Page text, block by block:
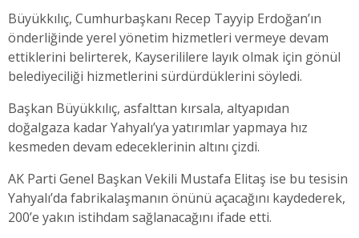
Büyükkılıç, Cumhurbaşkanı Recep Tayyip Erdoğan’ın
önderliğinde yerel yönetim hizmetleri vermeye devam
ettiklerini belirterek, Kayserililere layık olmak için gönül
belediyeciliği hizmetlerini sürdürdüklerini söyledi.
Başkan Büyükkılıç, asfalttan kırsala, altyapıdan
doğalgaza kadar Yahyalı’ya yatırımlar yapmaya hız
kesmeden devam edeceklerinin altını çizdi.
AK Parti Genel Başkan Vekili Mustafa Elitaş ise bu tesisin
Yahyalı’da fabrikalaşmanın önünü açacağını kaydederek,
200’e yakın istihdam sağlanacağını ifade etti.